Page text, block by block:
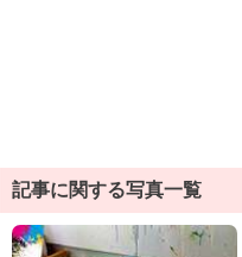
記事に関する写真一覧